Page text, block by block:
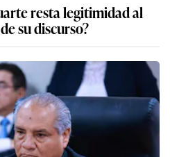
resta legitimidad al
su discurso?